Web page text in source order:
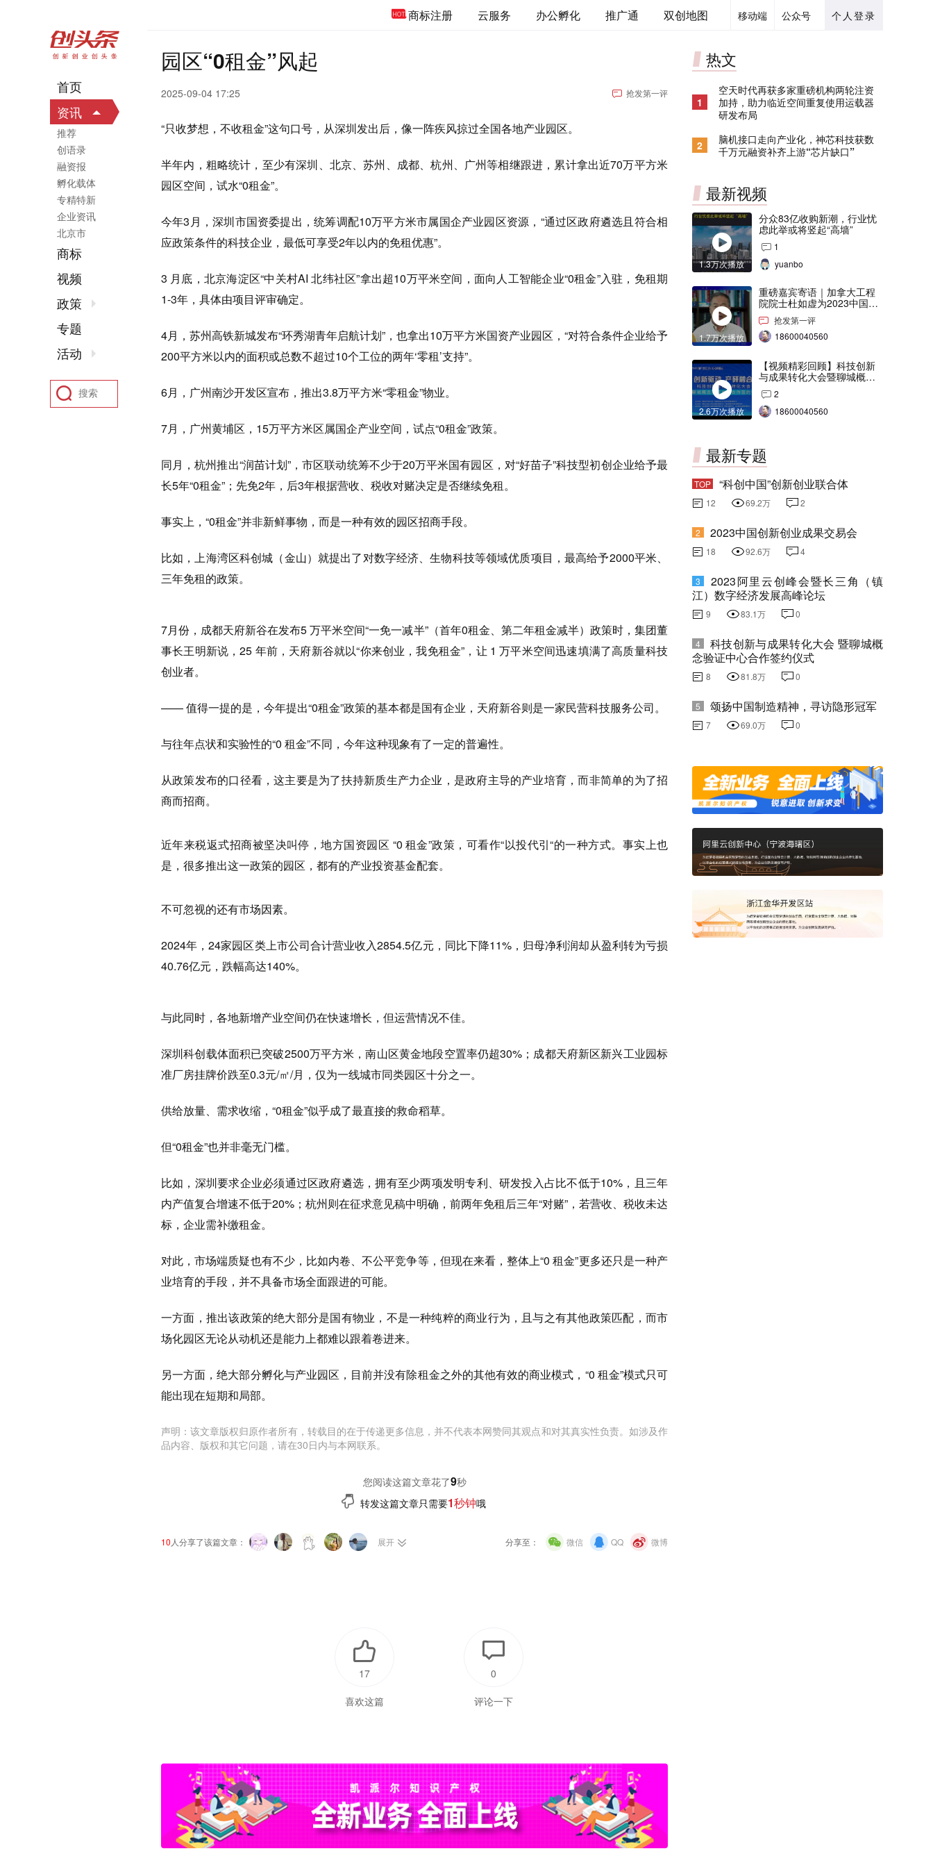
个人登录
公众号
移动端
商标注册 云服务 办公孵化 推广通 双创地图
园区“0租金”风起
2025-09-04 17:25 抢发第一评
“只收梦想，不收租金”这句口号，从深圳发出后，像一阵疾风掠过全国各地产业园区。
半年内，粗略统计，至少有深圳、北京、苏州、成都、杭州、广州等相继跟进，累计拿出近70万平方米
园区空间，试水“0租金”。
今年3月，深圳市国资委提出，统筹调配10万平方米市属国企产业园区资源，“通过区政府遴选且符合相
应政策条件的科技企业，最低可享受2年以内的免租优惠”。
3 月底，北京海淀区“中关村AI 北纬社区”拿出超10万平米空间，面向人工智能企业“0租金”入驻，免租期
1-3年，具体由项目评审确定。
4月，苏州高铁新城发布“环秀湖青年启航计划”，也拿出10万平方米国资产业园区，“对符合条件企业给予
200平方米以内的面积或总数不超过10个工位的两年‘零租’支持”。
6月，广州南沙开发区宣布，推出3.8万平方米“零租金”物业。
7月，广州黄埔区，15万平方米区属国企产业空间，试点“0租金”政策。
同月，杭州推出“润苗计划”，市区联动统筹不少于20万平米国有园区，对“好苗子”科技型初创企业给予最
长5年“0租金”；先免2年，后3年根据营收、税收对赌决定是否继续免租。
事实上，“0租金”并非新鲜事物，而是一种有效的园区招商手段。
比如，上海湾区科创城（金山）就提出了对数字经济、生物科技等领域优质项目，最高给予2000平米、
三年免租的政策。
7月份，成都天府新谷在发布5 万平米空间“一免一减半”（首年0租金、第二年租金减半）政策时，集团董
事长王明新说，25 年前，天府新谷就以“你来创业，我免租金”，让 1 万平米空间迅速填满了高质量科技
创业者。
—— 值得一提的是，今年提出“0租金”政策的基本都是国有企业，天府新谷则是一家民营科技服务公司。
与往年点状和实验性的“0 租金”不同，今年这种现象有了一定的普遍性。
从政策发布的口径看，这主要是为了扶持新质生产力企业，是政府主导的产业培育，而非简单的为了招
商而招商。
近年来税返式招商被坚决叫停，地方国资园区 “0 租金”政策，可看作“以投代引“的一种方式。事实上也
是，很多推出这一政策的园区，都有的产业投资基金配套。
不可忽视的还有市场因素。
2024年，24家园区类上市公司合计营业收入2854.5亿元，同比下降11%，归母净利润却从盈利转为亏损
40.76亿元，跌幅高达140%。
与此同时，各地新增产业空间仍在快速增长，但运营情况不佳。
深圳科创载体面积已突破2500万平方米，南山区黄金地段空置率仍超30%；成都天府新区新兴工业园标
准厂房挂牌价跌至0.3元/㎡/月，仅为一线城市同类园区十分之一。
供给放量、需求收缩，“0租金”似乎成了最直接的救命稻草。
但“0租金”也并非毫无门槛。
比如，深圳要求企业必须通过区政府遴选，拥有至少两项发明专利、研发投入占比不低于10%，且三年
内产值复合增速不低于20%；杭州则在征求意见稿中明确，前两年免租后三年“对赌”，若营收、税收未达
标，企业需补缴租金。
对此，市场端质疑也有不少，比如内卷、不公平竞争等，但现在来看，整体上“0 租金”更多还只是一种产
业培育的手段，并不具备市场全面跟进的可能。
一方面，推出该政策的绝大部分是国有物业，不是一种纯粹的商业行为，且与之有其他政策匹配，而市
场化园区无论从动机还是能力上都难以跟着卷进来。
另一方面，绝大部分孵化与产业园区，目前并没有除租金之外的其他有效的商业模式，“0 租金”模式只可
能出现在短期和局部。
声明：该文章版权归原作者所有，转载目的在于传递更多信息，并不代表本网赞同其观点和对其真实性负责。如涉及作
品内容、版权和其它问题，请在30日内与本网联系。
您阅读这篇文章花了10秒
转发这篇文章只需要1秒钟哦
10 人分享了该篇文章： 展开 分享至： 微信 QQ 微博
喜欢这篇
17
评论一下
0
热文
1
空天时代再获多家重磅机构两轮注资
加持，助力临近空间重复使用运载器
研发布局
2
脑机接口走向产业化，神芯科技获数
千万元融资补齐上游“芯片缺口”
最新视频
1.3万次播放
分众83亿收购新潮，行业忧
虑此举或将竖起“高墙”
1
yuanbo
1.7万次播放
重磅嘉宾寄语｜加拿大工程
院院士杜如虚为2023中国创
交会打Call！
抢发第一评
18600040560
2.6万次播放
【视频精彩回顾】科技创新
与成果转化大会暨聊城概念
验证中心合作签约仪式
2
18600040560
最新专题
TOP “科创中国”创新创业联合体
12 69.2万 2
2 2023中国创新创业成果交易会
18 92.6万 4
3
2023阿里云创峰会暨长三角（镇
江）数字经济发展高峰论坛
9 83.1万 0
4
科技创新与成果转化大会 暨聊城概
念验证中心合作签约仪式
8 81.8万 0
5 颂扬中国制造精神，寻访隐形冠军
7 69.0万 0
首页
资讯
推荐
创语录
融资报
孵化载体
专精特新
企业资讯
北京市
商标
视频
政策
专题
活动